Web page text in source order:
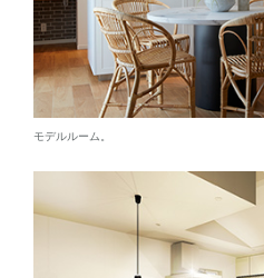
モデルルーム。